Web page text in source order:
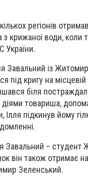
регіонів
з крижаної води, коли
України.
Завальний із
під кригу на
біля
діями товариша,
Ілля підкинув йому
Завальний – студент
він також отримає
Зеленський.